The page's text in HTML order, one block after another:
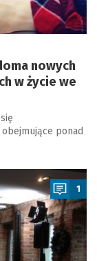
nowych
w życie we
obejmujące ponad
1